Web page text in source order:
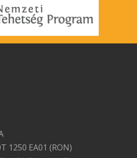
1250 EA01 (RON)